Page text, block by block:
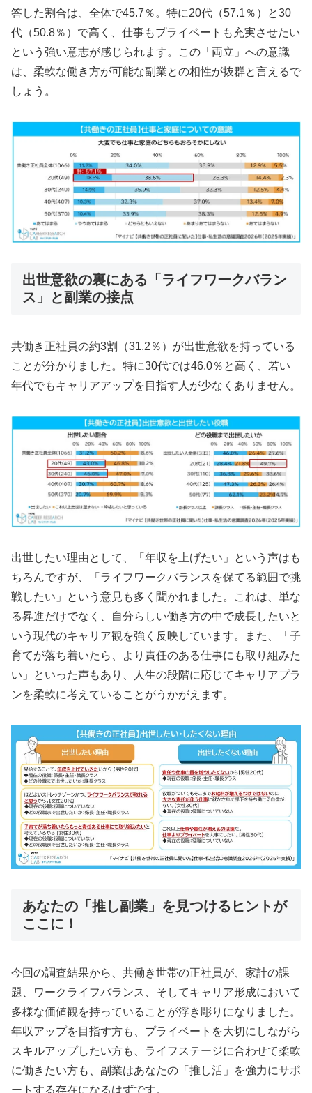
答した割合は、全体で45.7％。特に20代（57.1％）と30
代（50.8％）で高く、仕事もプライベートも充実させたい
という強い意志が感じられます。この「両立」への意識
は、柔軟な働き方が可能な副業との相性が抜群と言えるで
しょう。
出世意欲の裏にある「ライフワークバラン
ス」と副業の接点
共働き正社員の約3割（31.2％）が出世意欲を持っている
ことが分かりました。特に30代では46.0％と高く、若い
年代でもキャリアアップを目指す人が少なくありません。
出世したい理由として、「年収を上げたい」という声はも
ちろんですが、「ライフワークバランスを保てる範囲で挑
戦したい」という意見も多く聞かれました。これは、単な
る昇進だけでなく、自分らしい働き方の中で成長したいと
いう現代のキャリア観を強く反映しています。また、「子
育てが落ち着いたら、より責任のある仕事にも取り組みた
い」といった声もあり、人生の段階に応じてキャリアプラ
ンを柔軟に考えていることがうかがえます。
あなたの「推し副業」を見つけるヒントが
ここに！
今回の調査結果から、共働き世帯の正社員が、家計の課
題、ワークライフバランス、そしてキャリア形成において
多様な価値観を持っていることが浮き彫りになりました。
年収アップを目指す方も、プライベートを大切にしながら
スキルアップしたい方も、ライフステージに合わせて柔軟
に働きたい方も、副業はあなたの「推し活」を強力にサポ
ートする存在になるはずです。